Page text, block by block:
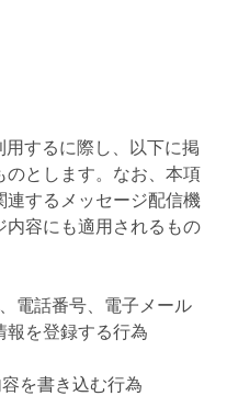
するに際し、以下に掲
のとします。なお、本項
するメッセージ配信機
容にも適用されるもの
電話番号、電子メール
報を登録する行為
を書き込む行為